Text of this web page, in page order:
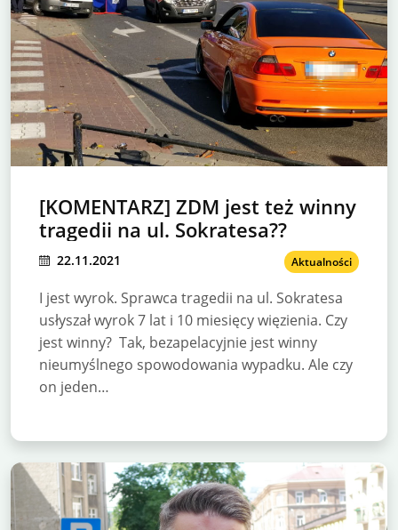
[KOMENTARZ] ZDM jest też winny
tragedii na ul. Sokratesa??
22.11.2021 Aktualności
I jest wyrok. Sprawca tragedii na ul. Sokratesa
usłyszał wyrok 7 lat i 10 miesięcy więzienia. Czy
jest winny? Tak, bezapelacyjnie jest winny
nieumyślnego spowodowania wypadku. Ale czy
on jeden…